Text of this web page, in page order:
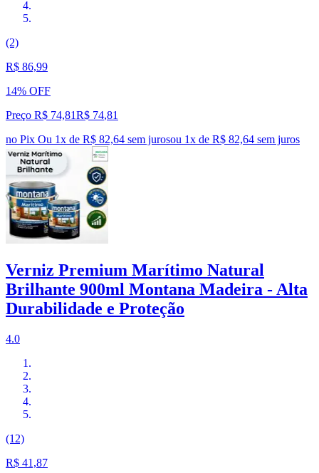
(2)
R$ 86,99
14% OFF
Preço R$ 74,81R$ 74,81
no Pix Ou 1x de R$ 82,64 sem jurosou 1x de R$ 82,64 sem juros
Verniz Premium Marítimo Natural
Brilhante 900ml Montana Madeira - Alta
Durabilidade e Proteção
4.0
(12)
R$ 41,87